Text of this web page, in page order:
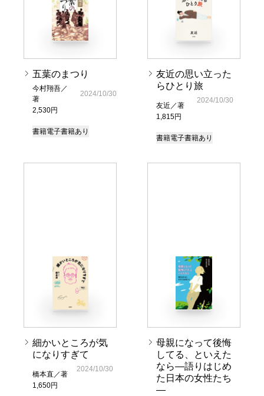
五葉のまつり
今村翔吾／
著
2,530円
2024/10/30
書籍電子書籍あり
友近の思い立った
らひとり旅
友近／著
1,815円
2024/10/30
書籍電子書籍あり
細かいところが気
になりすぎて
橋本直／著
1,650円
2024/10/30
母親になって後悔
してる、といえた
なら―語りはじめ
た日本の女性たち
―